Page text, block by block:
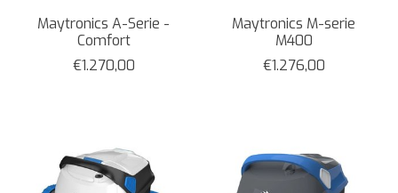
Maytronics A-Serie -
Comfort
€1.270,00
Maytronics M-serie
M400
€1.276,00